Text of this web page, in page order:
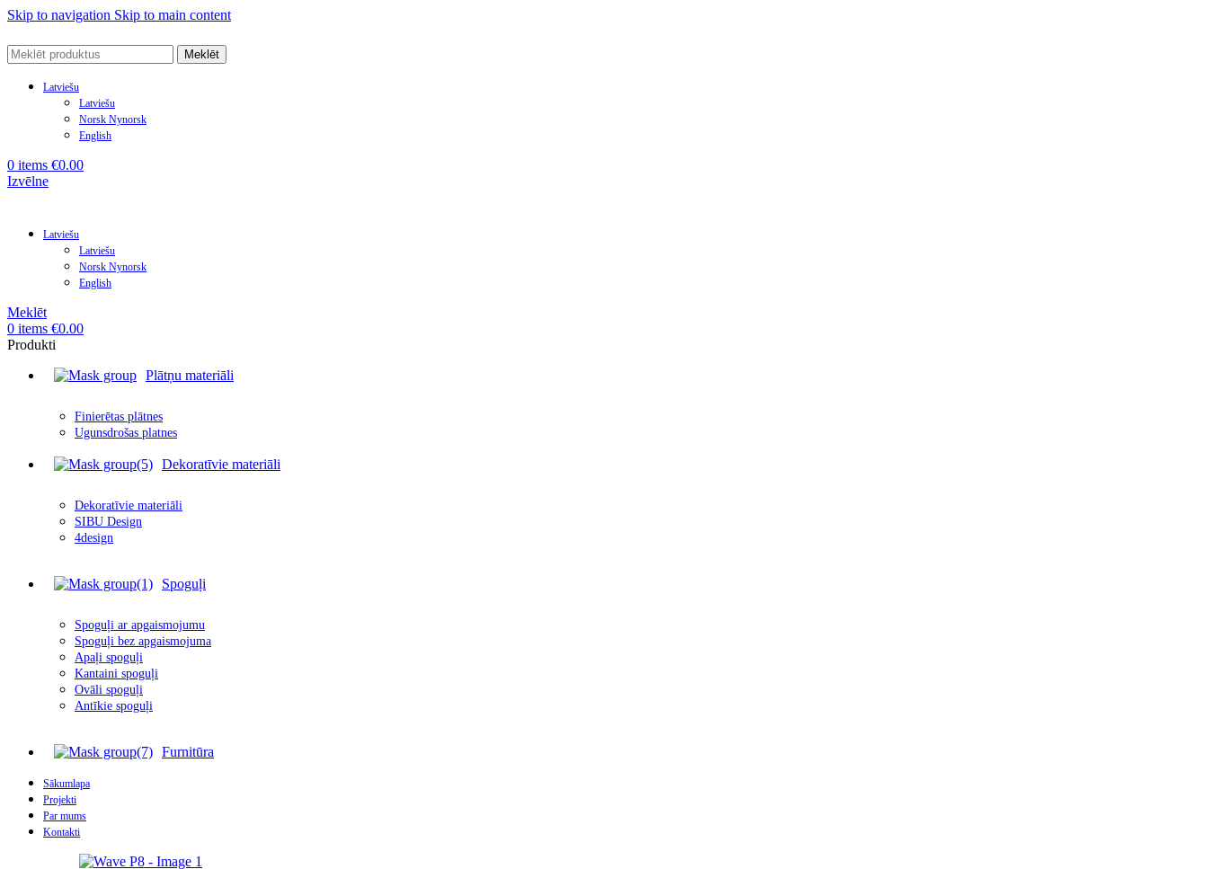
Skip to navigation Skip to main content
Meklēt
Latviešu
Latviešu
Norsk Nynorsk
English
0 items €0.00
Izvēlne
Latviešu
Latviešu
Norsk Nynorsk
English
Meklēt
0 items €0.00
Produkti
Plātņu materiāli
Finierētas plātnes
Ugunsdrošas platnes
Dekoratīvie materiāli
Dekoratīvie materiāli
SIBU Design
4design
Spoguļi
Spoguļi ar apgaismojumu
Spoguļi bez apgaismojuma
Apaļi spoguļi
Kantaini spoguļi
Ovāli spoguļi
Antīkie spoguļi
Furnitūra
Sākumlapa
Projekti
Par mums
Kontakti